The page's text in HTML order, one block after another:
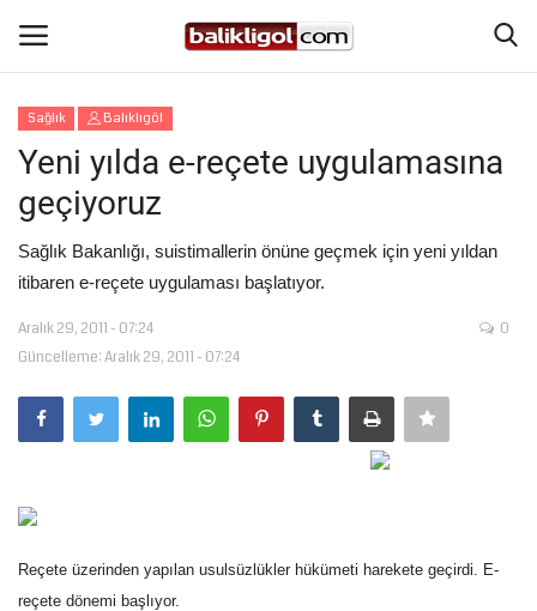
Giriş Yap
Anasayfa
Köşe Yazıları
Magazin
Şanlıurfa
Spor
Gündem
Sağlık Balıklıgöl
Yeni yılda e-reçete uygulamasına
geçiyoruz
Sağlık Bakanlığı, suistimallerin önüne geçmek için yeni yıldan
itibaren e-reçete uygulaması başlatıyor.
Aralık 29, 2011 - 07:24
Güncelleme: Aralık 29, 2011 - 07:24
0
Reçete üzerinden yapılan usulsüzlükler hükümeti harekete geçirdi. E-
reçete dönemi başlıyor.